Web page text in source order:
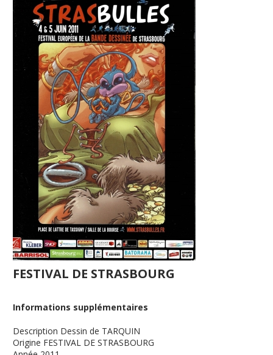
FESTIVAL DE STRASBOURG
Informations supplémentaires
Description Dessin de TARQUIN
Origine FESTIVAL DE STRASBOURG